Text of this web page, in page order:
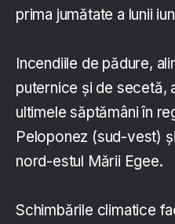
prima jumătate a lunii
Incendiile de pădure,
puternice şi de secetă,
ultimele săptămâni în
Peloponez (sud-vest)
nord-estul Mării Egee.
Schimbările climatice